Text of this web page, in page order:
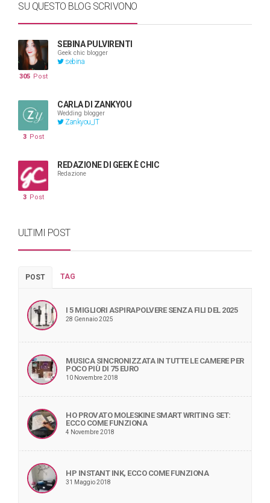
SU QUESTO BLOG SCRIVONO
SEBINA PULVIRENTI
Geek chic blogger
sebina
305 Post
CARLA DI ZANKYOU
Wedding blogger
Zankyou_IT
3 Post
REDAZIONE DI GEEK È CHIC
Redazione
3 Post
ULTIMI POST
POST TAG
I 5 MIGLIORI ASPIRAPOLVERE SENZA FILI DEL 2025
28 Gennaio 2025
MUSICA SINCRONIZZATA IN TUTTE LE CAMERE PER
POCO PIÙ DI 75 EURO
10 Novembre 2018
HO PROVATO MOLESKINE SMART WRITING SET:
ECCO COME FUNZIONA
4 Novembre 2018
HP INSTANT INK, ECCO COME FUNZIONA
31 Maggio 2018